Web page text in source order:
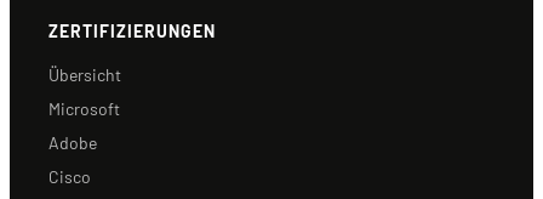
ZERTIFIZIERUNGEN
Übersicht
Microsoft
Adobe
Cisco